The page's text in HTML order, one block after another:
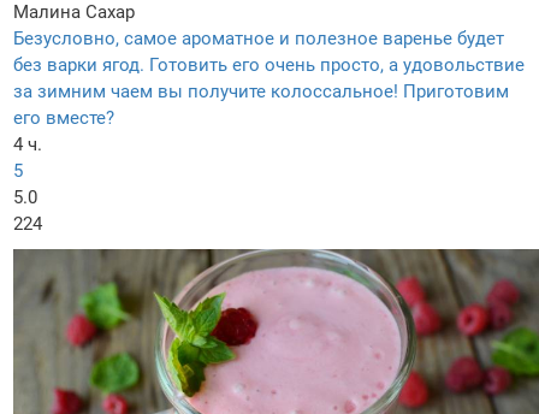
Малина Сахар
Безусловно, самое ароматное и полезное варенье будет
без варки ягод. Готовить его очень просто, а удовольствие
за зимним чаем вы получите колоссальное! Приготовим
его вместе?
4 ч.
5
5.0
224